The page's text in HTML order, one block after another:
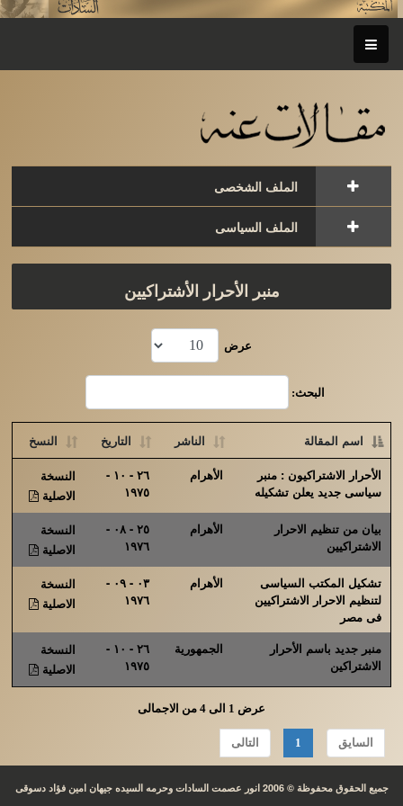
الملف الشخصى
الملف السياسى
منبر الأحرار الأشتراكيين
عرض
البحث:
اسم المقالة الناشر التاريخ
النسخ
الأحرار الاشتراكيون : منبر
سياسى جديد يعلن تشكيله
الأهرام
٢٦ - ١٠ -
١٩٧٥
النسخة
الاصلية
بيان من تنظيم الاحرار
الاشتراكيين
الأهرام
٢٥ - ٠٨ -
١٩٧٦
النسخة
الاصلية
تشكيل المكتب السياسى
لتنظيم الاحرار الاشتراكيين
فى مصر
الأهرام
٠٣ - ٠٩ -
١٩٧٦
النسخة
الاصلية
منبر جديد باسم الأحرار
الاشتراكين
الجمهورية
٢٦ - ١٠ -
١٩٧٥
النسخة
الاصلية
عرض 1 الى 4 من الاجمالى
السايق 1 التالى
جميع الحقوق محفوظة © 2006 انور عصمت السادات وحرمه السيده جيهان امين فؤاد دسوقى